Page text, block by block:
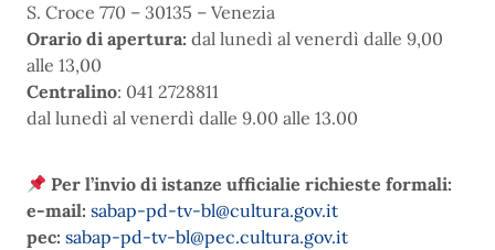
S. Croce 770 – 30135 – Venezia
Orario di apertura: dal lunedì al venerdì dalle 9,00
alle 13,00
Centralino: 041 2728811
dal lunedì al venerdì dalle 9.00 alle 13.00
Per l’invio di istanze ufficialie richieste formali:
e-mail: sabap-pd-tv-bl@cultura.gov.it
pec: sabap-pd-tv-bl@pec.cultura.gov.it